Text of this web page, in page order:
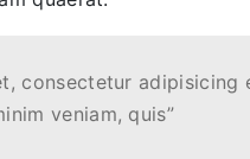
consectetur
veniam, quis”